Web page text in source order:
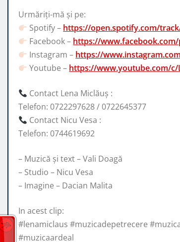
Urmăriți-mă și pe:
Spotify – https://open.spotify.com/track/
Facebook – https://www.facebook.com/
Instagram – https://
Youtube – https://www.youtube.com/c/
Contact Lena Miclăuș :
Telefon: 0722297628 / 0722645377
Contact Nicu Vesa :
Telefon: 0744619692
– Muzică și text – Vali Doagă
– Studio – Nicu Vesa
– Imagine – Dacian Malita
In acest clip:
#lenamiclaus #muzicadepetrecere
#muzicaardeal